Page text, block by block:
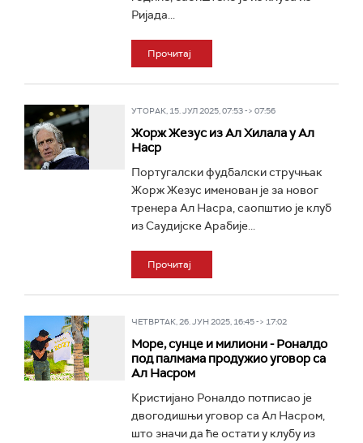
Ријада...
Прочитај
УТОРАК, 15. ЈУЛ 2025, 07:53 -> 07:56
Жорж Жезус из Ал Хилала у Ал
Наср
Португалски фудбалски стручњак
Жорж Жезус именован је за новог
тренера Ал Насра, саопштио је клуб
из Саудијске Арабије...
Прочитај
ЧЕТВРТАК, 26. ЈУН 2025, 16:45 -> 17:02
Море, сунце и милиони - Роналдо
под палмама продужио уговор са
Ал Насром
Кристијано Роналдо потписао је
двогодишњи уговор са Ал Насром,
што значи да ће остати у клубу из